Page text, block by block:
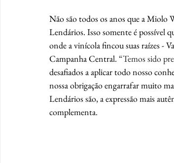
Não são todos os anos que a Miolo
Lendários. Isso somente é possível
onde a vinícola fincou suas raízes -
Campanha Central. “Temos sido
desafiados a aplicar todo nosso
nossa obrigação engarrafar muito
Lendários são, a expressão mais
complementa.